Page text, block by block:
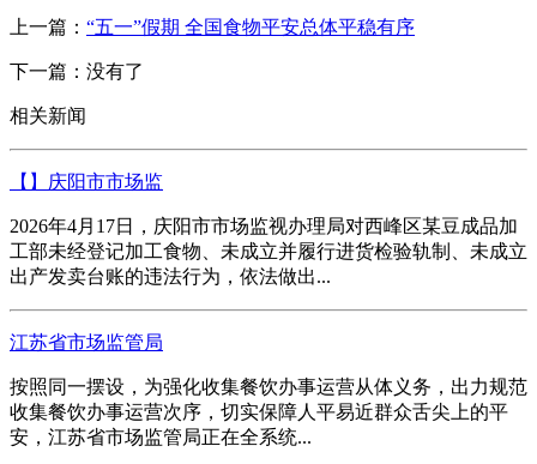
上一篇： “五一”假期 全国食物平安总体平稳有序
下一篇：没有了
相关新闻
【】庆阳市市场监
2026年4月17日，庆阳市市场监视办理局对西峰区某豆成品加
工部未经登记加工食物、未成立并履行进货检验轨制、未成立
出产发卖台账的违法行为，依法做出...
江苏省市场监管局
按照同一摆设，为强化收集餐饮办事运营从体义务，出力规范
收集餐饮办事运营次序，切实保障人平易近群众舌尖上的平
安，江苏省市场监管局正在全系统...